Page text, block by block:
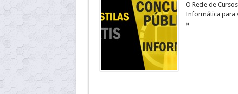
O Rede de
Informática para
»